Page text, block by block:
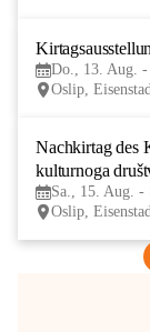
Do., 13. Aug.
Oslip,
Nachkirtag des
kulturnoga
Sa., 15. Aug. -
Oslip,